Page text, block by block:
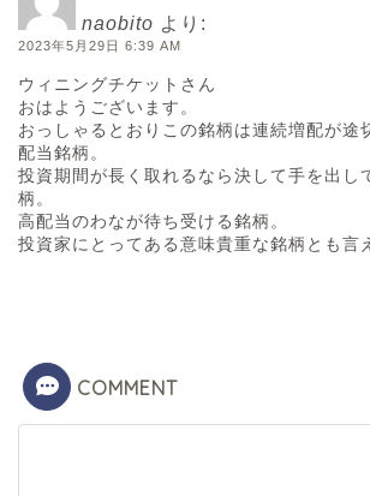
naobito より:
2023年5月29日 6:39 AM
ウィニングチケットさん
おはようございます。
おっしゃるとおりこの銘柄は連続増配が途
配当銘柄。
投資期間が長く取れるなら決して手を出し
柄。
高配当のわなが待ち受ける銘柄。
投資家にとってある意味貴重な銘柄とも言
COMMENT